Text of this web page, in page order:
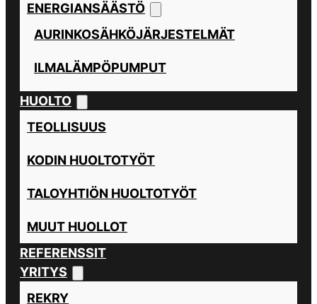
ENERGIANSÄÄSTÖ
AURINKOSÄHKÖJÄRJESTELMÄT
ILMALÄMPÖPUMPUT
HUOLTO
TEOLLISUUS
KODIN HUOLTOTYÖT
TALOYHTIÖN HUOLTOTYÖT
MUUT HUOLLOT
REFERENSSIT
YRITYS
REKRY